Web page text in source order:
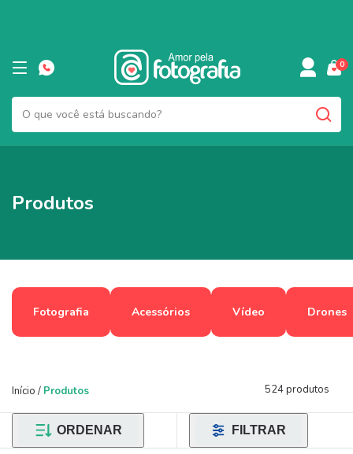
0
Produtos
Fotografia Acessórios Vídeo Drones
Início / Produtos 524 produtos
ORDENAR FILTRAR